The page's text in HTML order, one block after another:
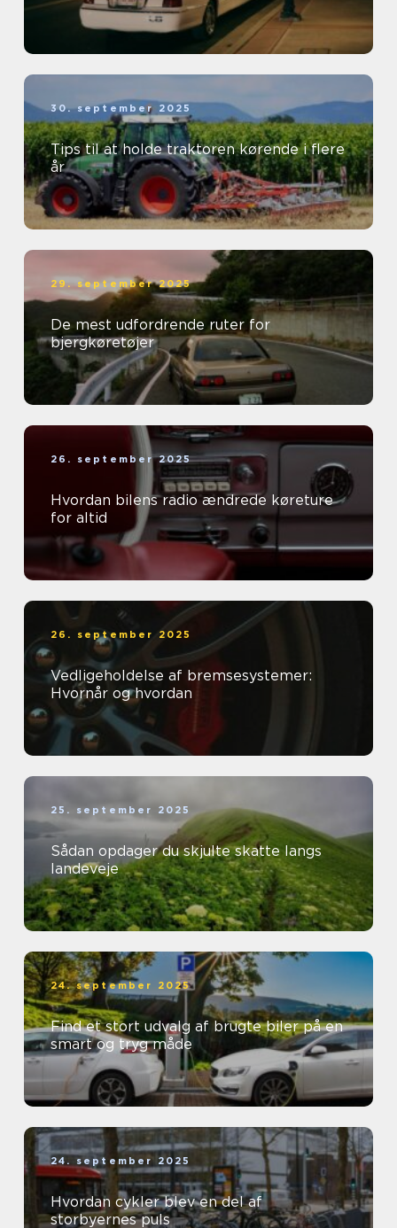
30. september 2025
Tips til at holde traktoren kørende i flere
år
29. september 2025
De mest udfordrende ruter for
bjergkøretøjer
26. september 2025
Hvordan bilens radio ændrede køreture
for altid
26. september 2025
Vedligeholdelse af bremsesystemer:
Hvornår og hvordan
25. september 2025
Sådan opdager du skjulte skatte langs
landeveje
24. september 2025
Find et stort udvalg af brugte biler på en
smart og tryg måde
24. september 2025
Hvordan cykler blev en del af
storbyernes puls